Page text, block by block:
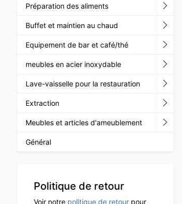
Préparation des aliments
Buffet et maintien au chaud
Equipement de bar et café/thé
meubles en acier inoxydable
Lave-vaisselle pour la restauration
Extraction
Meubles et articles d'ameublement
Général
Politique de retour
Voir notre politique de retour pour